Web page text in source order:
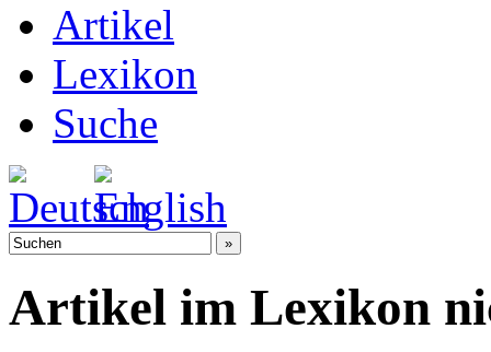
Artikel
Lexikon
Suche
Artikel im Lexikon